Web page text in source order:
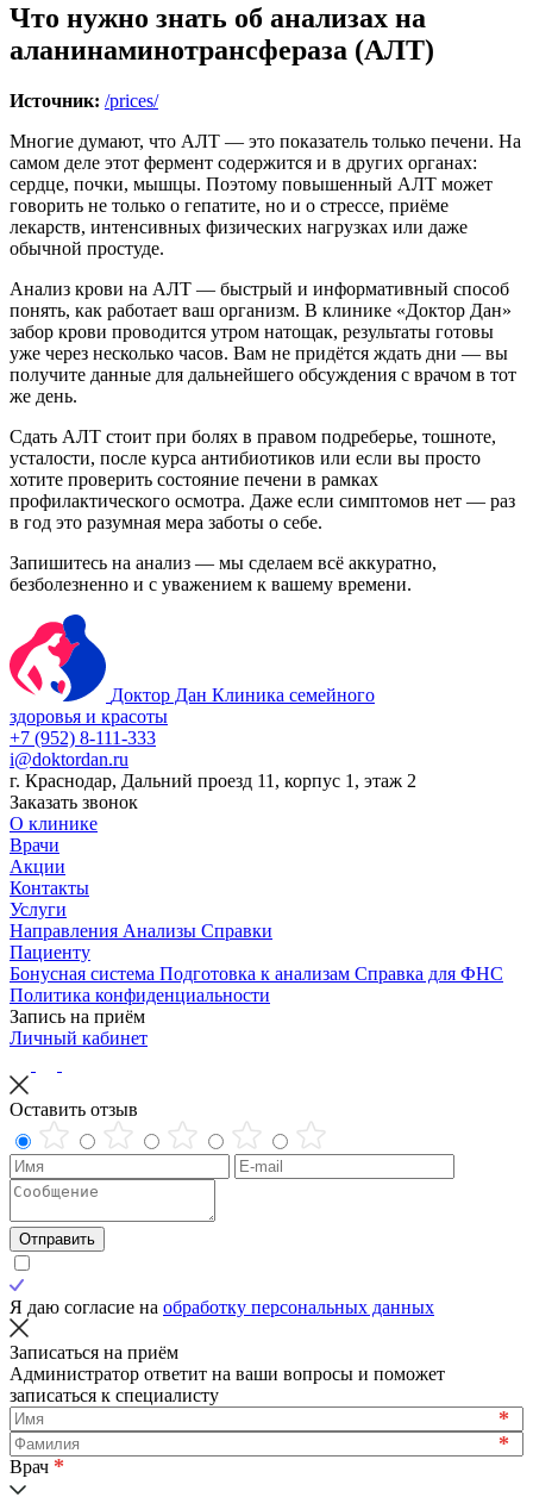
Что нужно знать об анализах на
аланинаминотрансфераза (АЛТ)
Источник: /prices/
Многие думают, что АЛТ — это показатель только печени. На
самом деле этот фермент содержится и в других органах:
сердце, почки, мышцы. Поэтому повышенный АЛТ может
говорить не только о гепатите, но и о стрессе, приёме
лекарств, интенсивных физических нагрузках или даже
обычной простуде.
Анализ крови на АЛТ — быстрый и информативный способ
понять, как работает ваш организм. В клинике «Доктор Дан»
забор крови проводится утром натощак, результаты готовы
уже через несколько часов. Вам не придётся ждать дни — вы
получите данные для дальнейшего обсуждения с врачом в тот
же день.
Сдать АЛТ стоит при болях в правом подреберье, тошноте,
усталости, после курса антибиотиков или если вы просто
хотите проверить состояние печени в рамках
профилактического осмотра. Даже если симптомов нет — раз
в год это разумная мера заботы о себе.
Запишитесь на анализ — мы сделаем всё аккуратно,
безболезненно и с уважением к вашему времени.
Доктор Дан Клиника семейного
здоровья и красоты
+7 (952) 8-111-333
i@doktordan.ru
г. Краснодар, Дальний проезд 11, корпус 1, этаж 2
Заказать звонок
О клинике
Врачи
Акции
Контакты
Услуги
Направления Анализы Справки
Пациенту
Бонусная система Подготовка к анализам Справка для ФНС
Политика конфиденциальности
Запись на приём
Личный кабинет
Оставить отзыв
Отправить
Я даю согласие на обработку персональных данных
Записаться на приём
Администратор ответит на ваши вопросы и поможет
записаться к специалисту
*
*
Врач *